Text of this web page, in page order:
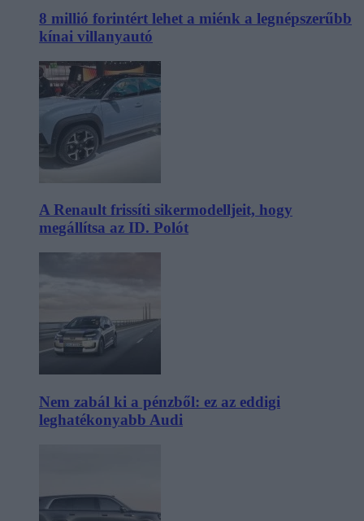
8 millió forintért lehet a miénk a legnépszerűbb
kínai villanyautó
A Renault frissíti sikermodelljeit, hogy
megállítsa az ID. Polót
Nem zabál ki a pénzből: ez az eddigi
leghatékonyabb Audi